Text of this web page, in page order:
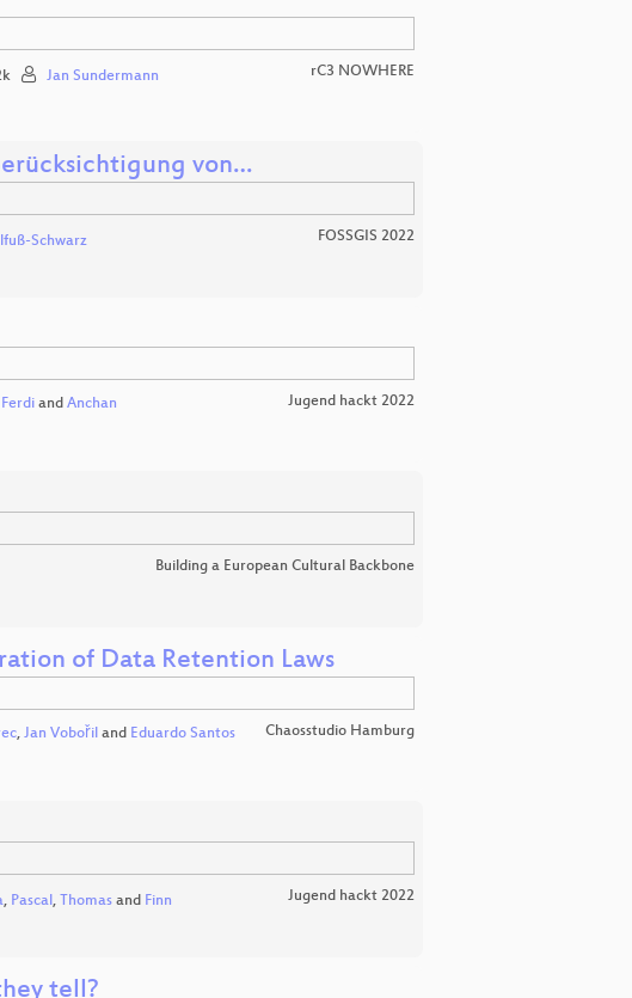
Jan Sundermann rC3 NOWHERE
von…
Schwarz FOSSGIS 2022
Ferdi and Anchan Jugend hackt 2022
Building a European Cultural Backbone
of Data Retention Laws
, Jan Vobořil and Eduardo Santos Chaosstudio Hamburg
, Pascal, Thomasand Finn Jugend hackt 2022
tell?